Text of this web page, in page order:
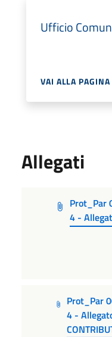
Ufficio
VAI ALLA PAGINA
Allegati
Prot_Par
4 -
Prot_Par
4 -